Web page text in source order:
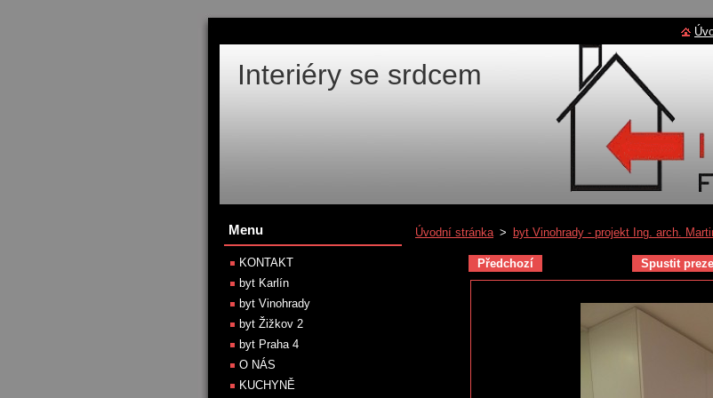
Interiéry se srdcem
Úvodní stránka > byt Vinohrady - projekt Ing. arch.
Předchozí Spustit
Menu
KONTAKT
byt Karlín
byt Vinohrady
byt Žižkov 2
byt Praha 4
O NÁS
KUCHYNĚ